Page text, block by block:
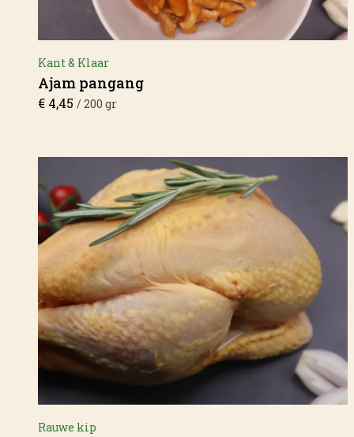
Kant & Klaar
Ajam pangang
€ 4,45 / 200 gr
Rauwe kip